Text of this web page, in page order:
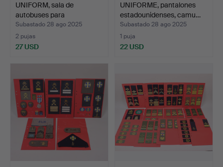
UNIFORM, sala de
autobuses para
aspirantes…
Subastado 28 ago 2025
2 pujas
27 USD
UNIFORME, pantalones
estadounidenses, camu…
Subastado 28 ago 2025
1 puja
22 USD